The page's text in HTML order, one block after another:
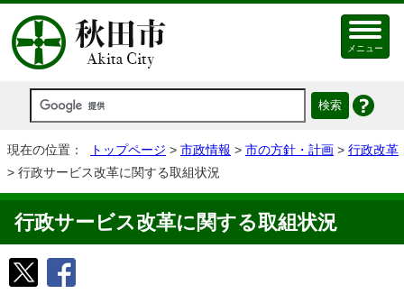
メニュー
現在の位置： トップページ > 市政情報 > 市の方針・計画 > 行政改革
> 行政サービス改革に関する取組状況
行政サービス改革に関する取組状況